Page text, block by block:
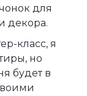
для
декора.
класс, я
но
будет в